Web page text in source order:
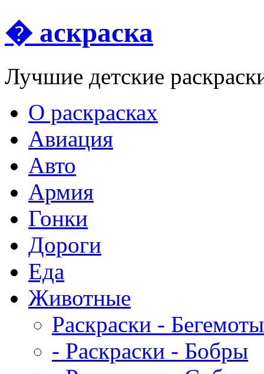
� аскраска
Лучшие детские
О раскрасках
Авиация
Авто
Армия
Гонки
Дороги
Еда
Животныe
Раскраски - Бегемоты
- Раскраски - Бобры